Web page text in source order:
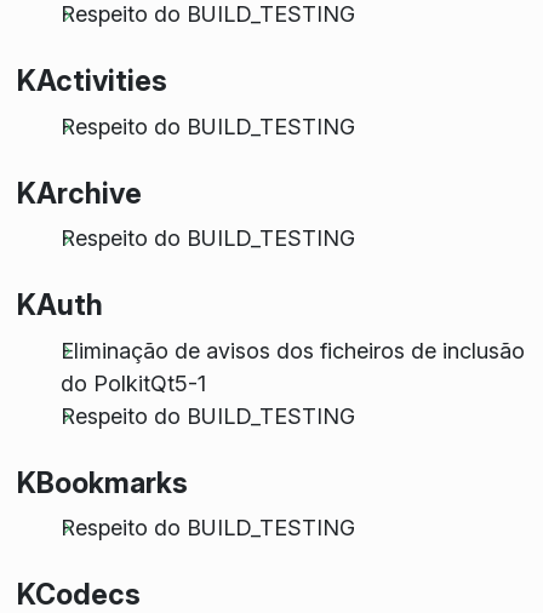
Respeito do BUILD_TESTING
KActivities
Respeito do BUILD_TESTING
KArchive
Respeito do BUILD_TESTING
KAuth
Eliminação de avisos dos ficheiros de inclusão
do PolkitQt5-1
Respeito do BUILD_TESTING
KBookmarks
Respeito do BUILD_TESTING
KCodecs